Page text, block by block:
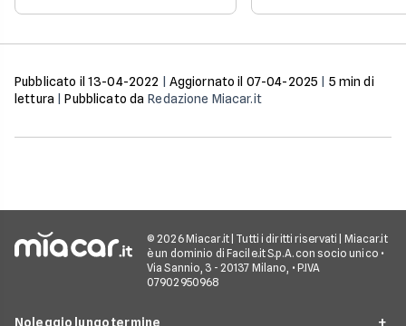
effettua quando si ha il
sia stata rubata. Ne
procedura e attendibilità.
semplice di un
Pubblicato il 13-04-2022 Aggiornato il 07-04-2025 5 min di
lettura |Pubblicato da Redazione Miacar.it
© 2026 Miacar.it | Tutti i diritti riservati | Miacar.it
è un dominio di Facile.it S.p.A. con socio unico •
Via Sannio, 3 - 20137 Milano, • P.IVA
07902950968
Noleggio lungo termine